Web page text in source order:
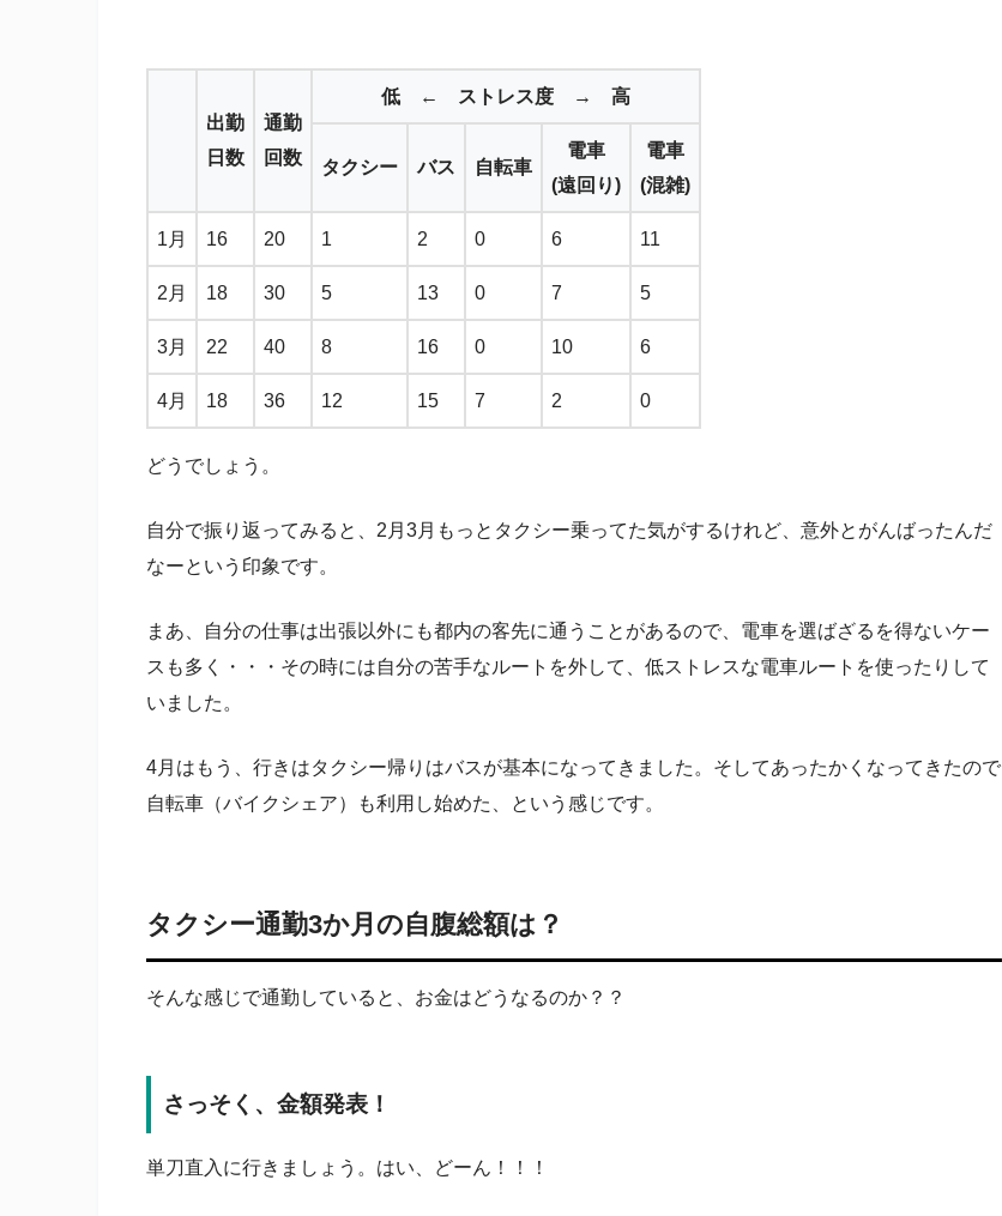
出勤
日数
通勤
回数
低 ← ストレス度 → 高
タクシー バス 自転車
電車
(遠回り)
電車
(混雑)
1月 16 20 1 2 0 6 11
2月 18 30 5 13 0 7 5
3月 22 40 8 16 0 10 6
4月 18 36 12 15 7 2 0
どうでしょう。
自分で振り返ってみると、2月3月もっとタクシー乗ってた気がするけれど、意外とがんばったんだ
なーという印象です。
まあ、自分の仕事は出張以外にも都内の客先に通うことがあるので、電車を選ばざるを得ないケー
スも多く・・・その時には自分の苦手なルートを外して、低ストレスな電車ルートを使ったりして
いました。
4月はもう、行きはタクシー帰りはバスが基本になってきました。そしてあったかくなってきたので
自転車（バイクシェア）も利用し始めた、という感じです。
タクシー通勤3か月の自腹総額は？
そんな感じで通勤していると、お金はどうなるのか？？
さっそく、金額発表！
単刀直入に行きましょう。はい、どーん！！！